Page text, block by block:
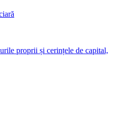
proprii și cerințele de capital,